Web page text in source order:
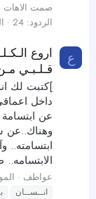
صمت الاهات
الردود: 24
ع
اروع
قـلـبـي
]كتبت لك
داخل
عن
وهناك..عن
عواطف
انــســان